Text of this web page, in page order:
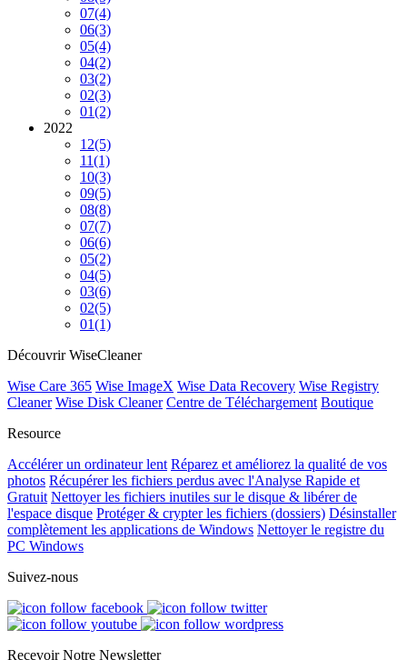
07(4)
06(3)
05(4)
04(2)
03(2)
02(3)
01(2)
2022
12(5)
11(1)
10(3)
09(5)
08(8)
07(7)
06(6)
05(2)
04(5)
03(6)
02(5)
01(1)
Découvrir WiseCleaner
Wise Care 365 Wise ImageX Wise Data Recovery Wise Registry
Cleaner Wise Disk Cleaner Centre de Téléchargement Boutique
Resource
Accélérer un ordinateur lent Réparez et améliorez la qualité de vos
photos Récupérer les fichiers perdus avec l'Analyse Rapide et
Gratuit Nettoyer les fichiers inutiles sur le disque & libérer de
l'espace disque Protéger & crypter les fichiers (dossiers) Désinstaller
complètement les applications de Windows Nettoyer le registre du
PC Windows
Suivez-nous
Recevoir Notre Newsletter